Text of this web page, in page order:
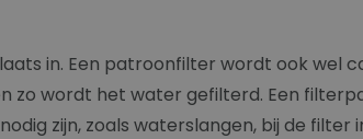
in. Een patroonfilter wordt ook wel
wordt het water gefilterd. Een
zijn, zoals waterslangen, bij de filter